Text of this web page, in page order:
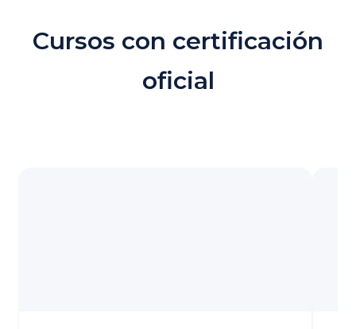
Cursos con certificación
oficial